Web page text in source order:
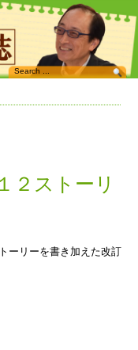
２ストーリ
ーリーを書き加えた改訂